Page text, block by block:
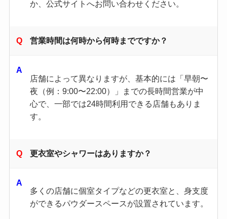
か、公式サイトへお問い合わせください。
営業時間は何時から何時までですか？
店舗によって異なりますが、基本的には「早朝〜
夜（例：9:00〜22:00）」までの長時間営業が中
心で、一部では24時間利用できる店舗もありま
す。
更衣室やシャワーはありますか？
多くの店舗に個室タイプなどの更衣室と、身支度
ができるパウダースペースが設置されています。